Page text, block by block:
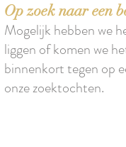
Op zoek naar een
Mogelijk hebben we
liggen of komen we
binnenkort tegen op
onze zoektochten.